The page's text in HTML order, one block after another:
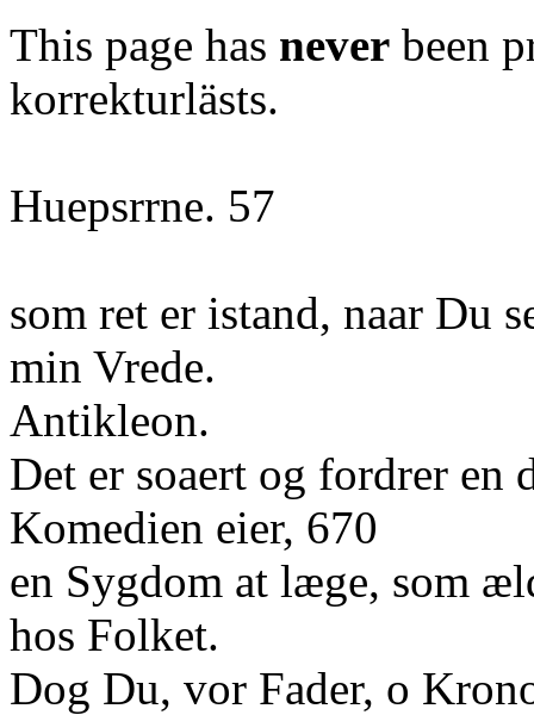
This page has never been
korrekturlästs.
Huepsrrne. 57
som ret er istand, naar Du
min Vrede.
Antikleon.
Det er soaert og fordrer en
Komedien eier, 670
en Sygdom at læge, som
hos Folket.
Dog Du, vor Fader, o